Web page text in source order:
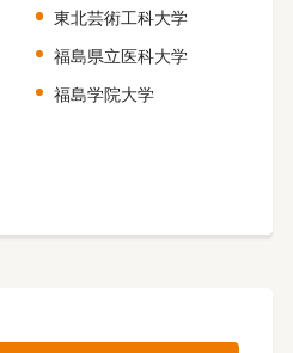
東北芸術工科大学
福島県立医科大学
福島学院大学